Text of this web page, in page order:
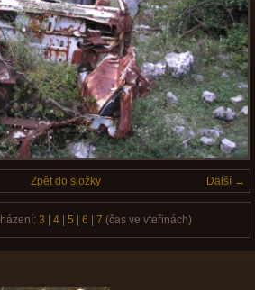
Další →
Zpět do složky
3 4| 5 6 7 (čas ve vteřinách)